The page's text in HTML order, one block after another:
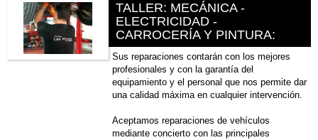
TALLER: MECÁNICA -
ELECTRICIDAD -
CARROCERÍA Y PINTURA:
Sus reparaciones contarán con los mejores
profesionales y con la garantía del
equipamiento y el personal que nos permite dar
una calidad máxima en cualquier intervención.
Aceptamos reparaciones de vehículos
mediante concierto con las principales